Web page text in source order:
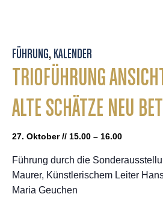
FÜHRUNG, KALENDER
TRIOFÜHRUNG
ALTE SCHÄTZE NEU
27. Oktober // 15.00 – 16.00
Führung durch die
Maurer, Künstlerischem Leiter
Maria Geuchen